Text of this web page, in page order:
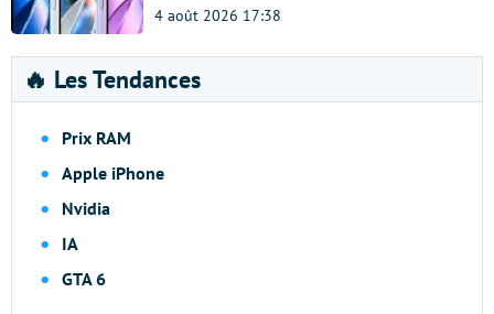
4 août 2026 17:38
🔥 Les Tendances
Prix RAM
Apple iPhone
Nvidia
IA
GTA 6